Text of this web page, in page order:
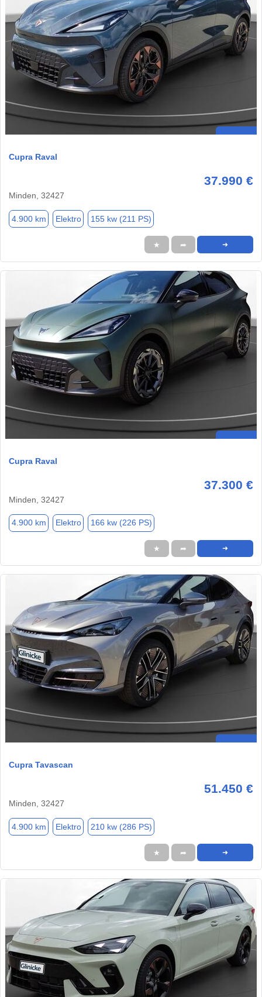
Cupra Raval
37.990 €
Minden, 32427
4.900 km Elektro 155 kw (211 PS)
★ ➦ ➜
Cupra Raval
37.300 €
Minden, 32427
4.900 km Elektro 166 kw (226 PS)
★ ➦ ➜
Cupra Tavascan
51.450 €
Minden, 32427
4.900 km Elektro 210 kw (286 PS)
★ ➦ ➜